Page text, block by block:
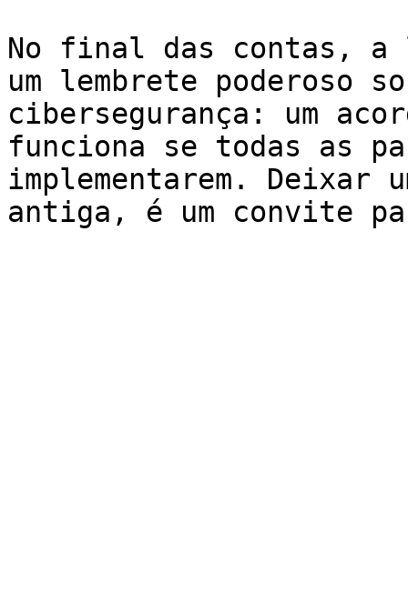
No final das contas, a
um lembrete poderoso
cibersegurança: um
funciona se todas as
implementarem. Deixar
antiga, é um convite